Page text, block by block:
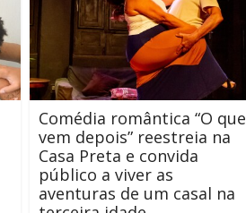
Comédia romântica “O que
vem depois” reestreia na
Casa Preta e convida
público a viver as
aventuras de um casal na